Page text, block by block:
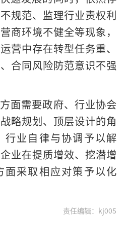
规范、监理行业责权利
商环境不健全等现象，
营中存在转型任务重、
合同风险防范意识不强
面需要政府、行业协会
略规划、顶层设计的角
行业自律与协调予以解
业在提质增效、挖潜增
面采取相应对策予以化
责任编辑：kj005